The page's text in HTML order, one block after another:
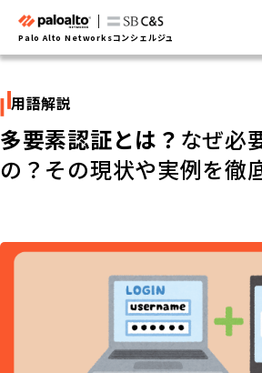
Palo Alto Networksコンシェルジュ
用語解説
多要素認証とは？ なぜ必
の？その現状や実例を徹